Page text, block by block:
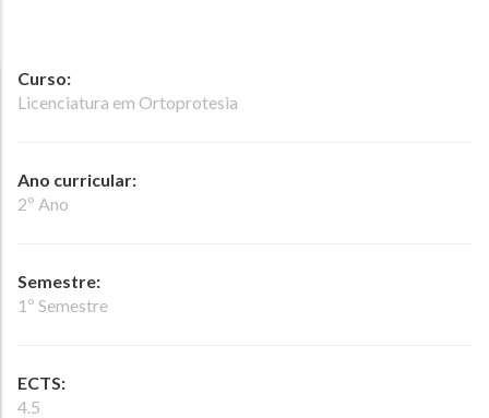
Curso:
Licenciatura em Ortoprotesia
Ano curricular:
2º Ano
Semestre:
1º Semestre
ECTS:
4.5